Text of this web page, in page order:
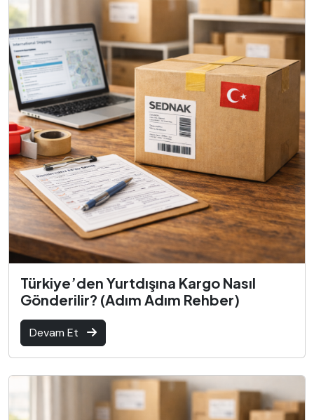
Türkiye’den Yurtdışına Kargo Nasıl
Gönderilir? (Adım Adım Rehber)
Devam Et